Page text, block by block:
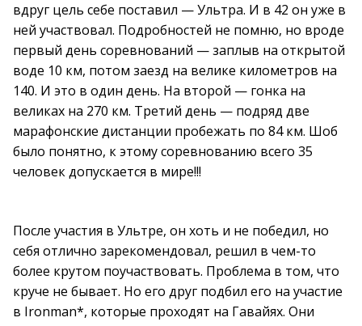
вдруг цель себе поставил — Ультра. И в 42 он уже в
ней участвовал. Подробностей не помню, но вроде
первый день соревнований — заплыв на открытой
воде 10 км, потом заезд на велике километров на
140. И это в один день. На второй — гонка на
великах на 270 км. Третий день — подряд две
марафонские дистанции пробежать по 84 км. Шоб
было понятно, к этому соревнованию всего 35
человек допускается в мире!!!
После участия в Ультре, он хоть и не победил, но
себя отлично зарекомендовал, решил в чем-то
более крутом поучаствовать. Проблема в том, что
круче не бывает. Но его друг подбил его на участие
в Ironman*, которые проходят на Гавайях. Они